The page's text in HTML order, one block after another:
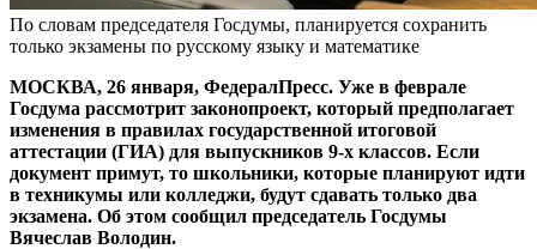
По словам председателя Госдумы, планируется сохранить
только экзамены по русскому языку и математике
МОСКВА, 26 января, ФедералПресс. Уже в феврале
Госдума рассмотрит законопроект, который предполагает
изменения в правилах государственной итоговой
аттестации (ГИА) для выпускников 9-х классов. Если
документ примут, то школьники, которые планируют идти
в техникумы или колледжи, будут сдавать только два
экзамена. Об этом сообщил председатель Госдумы
Вячеслав Володин.